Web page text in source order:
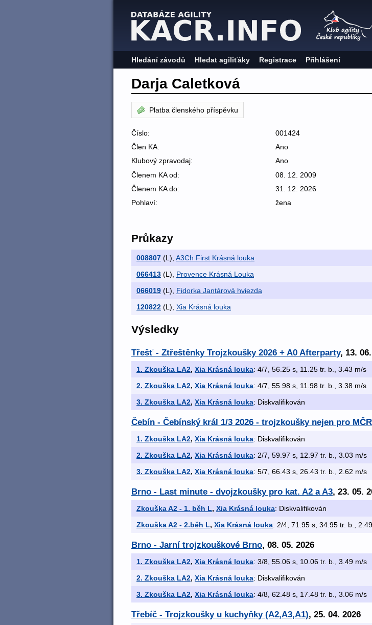
Hledání závodů Hledat agiliťáky Registrace Přihlášení
Darja Caletková
Platba členského příspěvku
Číslo:
001424
Člen KA:
Ano
Klubový zpravodaj:
Ano
Členem KA od:
08. 12. 2009
Členem KA do:
31. 12. 2026
Pohlaví:
žena
Průkazy
008807 (L) A3Ch First Krásná louka
066413 (L)
Provence Krásná Louka
066019 (L)
Fidorka Jantárová hviezda
120822 (L) Xia Krásná louka
Výsledky
Třešť - Ztřeštěnky Trojzkoušky 2026 + A0 Afterparty, 13.
1. Zkouška LA2, Xia Krásná louka: 4/7, 56.25 s, 11.25 tr. b., 3.43 m/s
2. Zkouška LA2, Xia Krásná louka: 4/7, 55.98 s, 11.98 tr. b., 3.38 m/s
3. Zkouška LA2, Xia Krásná louka: Diskvalifikován
Čebín - Čebínský král 1/3 2026 - trojzkoušky nejen pro
1. Zkouška LA2, Xia Krásná louka: Diskvalifikován
2. Zkouška LA2, Xia Krásná louka: 2/7, 59.97 s, 12.97 tr. b., 3.03 m/s
3. Zkouška LA2, Xia Krásná louka: 5/7, 66.43 s, 26.43 tr. b., 2.62 m/s
Brno - Last minute - dvojzkoušky pro kat. A2 a A3, 23. 05.
Zkouška A2 - 1. běh L, Xia Krásná louka: Diskvalifikován
Zkouška A2 - 2.běh L, Xia Krásná louka: 2/4, 71.95 s, 34.95 tr. b.,
Brno - Jarní trojzkouškové Brno, 08. 05. 2026
1. Zkouška LA2, Xia Krásná louka: 3/8, 55.06 s, 10.06 tr. b., 3.49 m/s
2. Zkouška LA2, Xia Krásná louka: Diskvalifikován
3. Zkouška LA2, Xia Krásná louka: 4/8, 62.48 s, 17.48 tr. b., 3.06 m/s
Třebíč - Trojzkoušky u kuchyňky (A2,A3,A1), 25. 04. 2026